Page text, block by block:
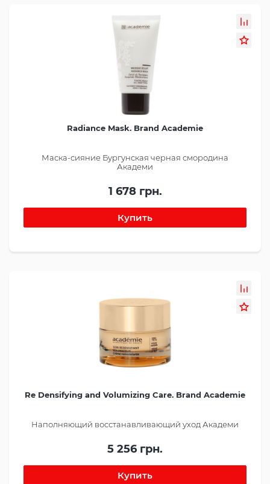
Radiance Mask. Brand Academie
Маска-сияние Бургунская черная смородина
Академи
1 678 грн.
Re Densifying and Volumizing Care. Brand Academie
Наполняющий восстанавливающий уход Академи
5 256 грн.